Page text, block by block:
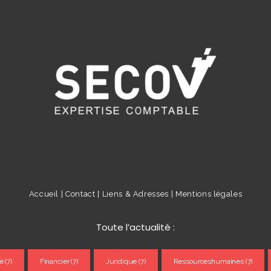
Accueil | Contact | Liens & Adresses | Mentions légales
Toute l’actualité :
(7) Financier(7) Juridique (7) Ressourceshumaines(7)